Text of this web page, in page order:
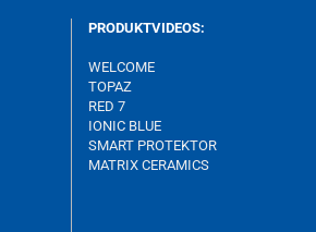
PRODUKTVIDEOS:
WELCOME
TOPAZ
RED 7
IONIC BLUE
SMART PROTEKTOR
MATRIX CERAMICS